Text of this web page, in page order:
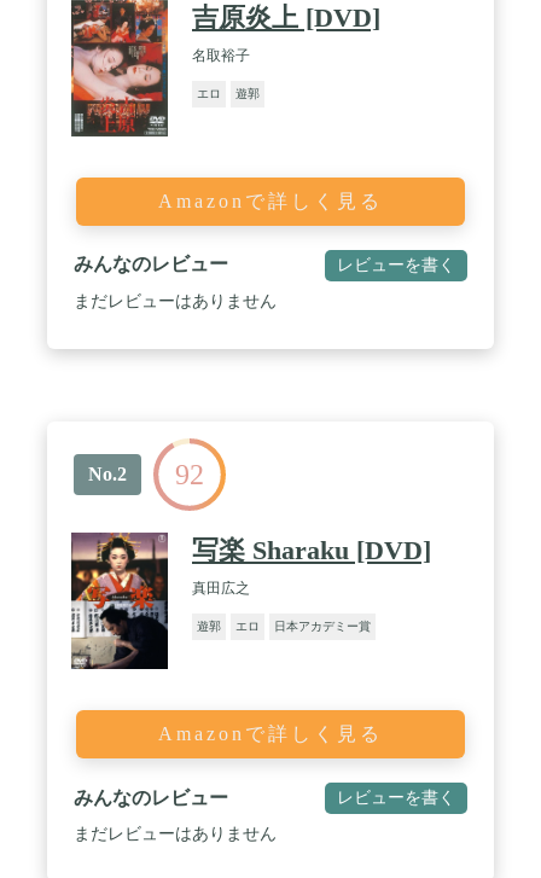
吉原炎上 [DVD]
名取裕子
エロ 遊郭
Amazonで詳しく見る
みんなのレビュー レビューを書く
まだレビューはありません
No.2 92
写楽 Sharaku [DVD]
真田広之
遊郭 エロ 日本アカデミー賞
Amazonで詳しく見る
みんなのレビュー レビューを書く
まだレビューはありません